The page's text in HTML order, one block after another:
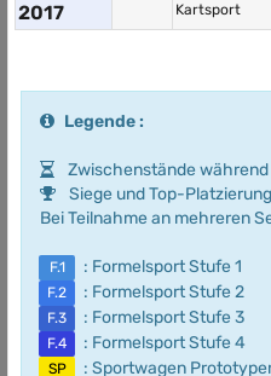
2017 Kartsport
Legende :
Zwischenstände
Siege und Top-
Bei Teilnahme an mehreren
F.1 : Formelsport Stufe 1
F.2 : Formelsport Stufe 2
F.3 : Formelsport Stufe 3
F.4 : Formelsport Stufe 4
SP : Sportwagen